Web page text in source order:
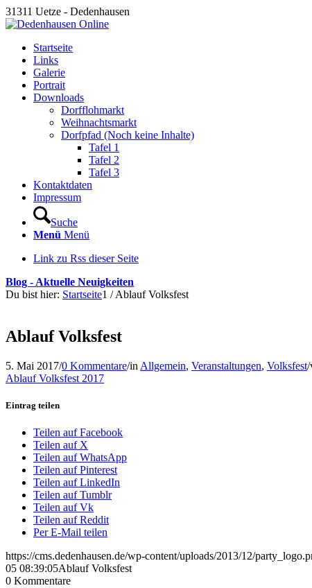
31311 Uetze - Dedenhausen
Startseite
Links
Galerie
Portrait
Downloads
Dorfflohmarkt
Weihnachtsmarkt
Dorfpfad (Noch keine Inhalte)
Tafel 1
Tafel 2
Tafel 3
Kontaktdaten
Impressum
Suche
Menü Menü
Link zu Rss dieser Seite
Blog - Aktuelle Neuigkeiten
Du bist hier: Startseite1 / Ablauf Volksfest
Ablauf Volksfest
5. Mai 2017/0 Kommentare/in Allgemein, Veranstaltungen, Volksfest/
Ablauf Volksfest 2017
Eintrag teilen
Teilen auf Facebook
Teilen auf X
Teilen auf WhatsApp
Teilen auf Pinterest
Teilen auf LinkedIn
Teilen auf Tumblr
Teilen auf Vk
Teilen auf Reddit
Per E-Mail teilen
https://cms.dedenhausen.de/wp-content/uploads/2013/12/
05 08:39:05Ablauf Volksfest
0 Kommentare